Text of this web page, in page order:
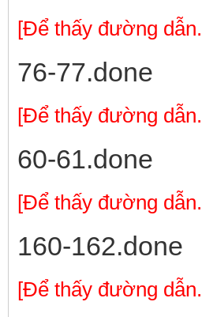
[Để thấy đường
76-77.done
[Để thấy đường
60-61.done
[Để thấy đường
160-162.done
[Để thấy đường